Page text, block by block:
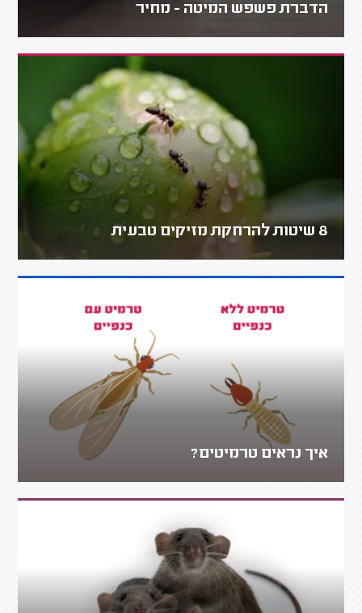
הדברת פשפש המיטה - מחיר
8 שיטות להרחקת מזיקים טבעית
איך נראים טרמיטים?